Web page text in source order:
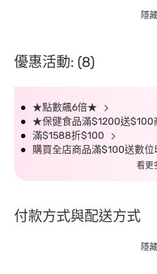
隱藏
優惠活動: (8)
★點數飆6倍★
★保健食品滿$1200送
滿$1588折$100
購買全店商品滿$100送數位
看更
付款方式與配送方式
隱藏